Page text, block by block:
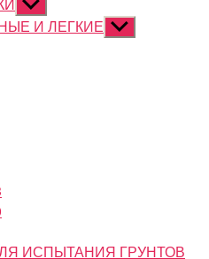
Показывать
подменю
И ЛЕГКИЕ Показывать
подменю
ИСПЫТАНИЯ ГРУНТОВ